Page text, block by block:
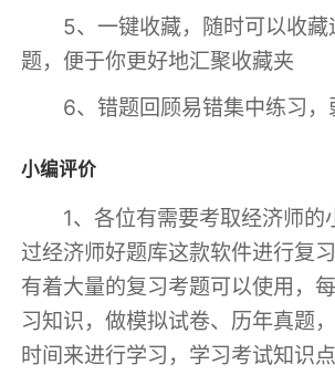
5、一键收藏，随时可以收藏
题，便于你更好地汇聚收藏夹
6、错题回顾易错集中练习
小编评价
1、各位有需要考取经济师的
过经济师好题库这款软件进行复
有着大量的复习考题可以使用，
习知识，做模拟试卷、历年真题
时间来进行学习，学习考试知识